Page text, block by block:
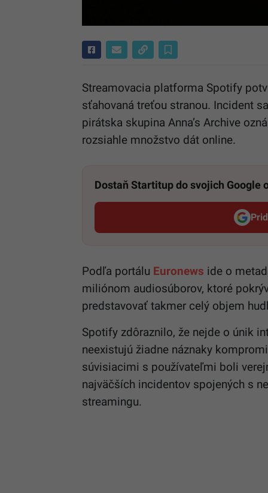
Streamovacia platforma Spotify
sťahovaná treťou stranou. Incident
pirátska skupina Anna’s Archive
rozsiahle množstvo dát online.
Dostaň Startitup do svojich Google
Podľa portálu Euronews ide o
miliónom audiosúborov, ktoré
predstavovať takmer celý objem
Spotify zdôraznilo, že nejde o únik
neexistujú žiadne náznaky
súvisiacimi s používateľmi boli
najväčších incidentov spojených s
streamingu.